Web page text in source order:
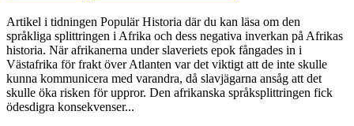
Artikel i tidningen Populär Historia där du kan läsa om den
språkliga splittringen i Afrika och dess negativa inverkan på Afrikas
historia. När afrikanerna under slaveriets epok fångades in i
Västafrika för frakt över Atlanten var det viktigt att de inte skulle
kunna kommunicera med varandra, då slavjägarna ansåg att det
skulle öka risken för uppror. Den afrikanska språksplittringen fick
ödesdigra konsekvenser...